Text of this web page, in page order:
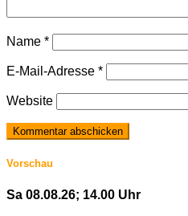
Name *
E-Mail-Adresse *
Website
Vorschau
Sa 08.08.26; 14.00 Uhr